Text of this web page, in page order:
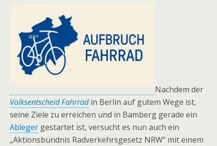
Nachdem der
Volksentscheid Fahrradin Berlin auf gutem Wege ist,
seine Ziele zu erreichen und in Bamberg gerade ein
Ableger gestartet ist, versucht es nun auch ein
„Aktionsbündnis Radverkehrsgesetz NRW“ mit einem